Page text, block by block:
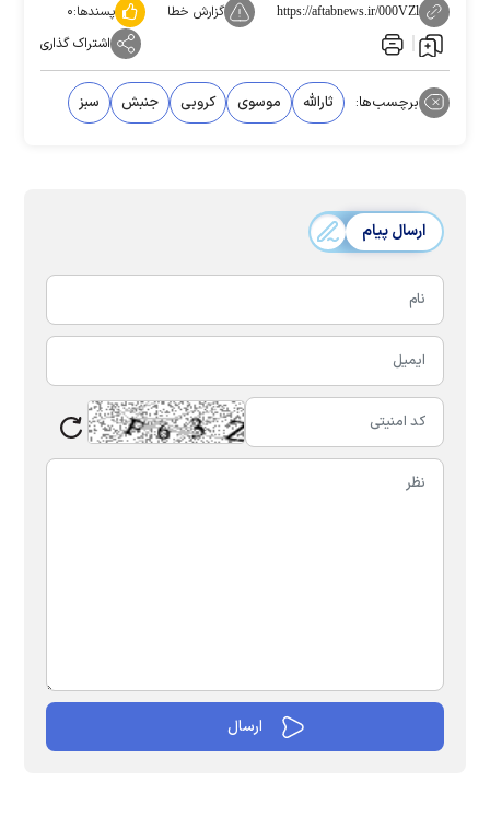
https://aftabnews.ir/000VZl گزارش خطا پسندها:۰
اشتراک گذاری
برچسب‌ها: ثارالله موسوی کروبی جنبش سبز
ارسال پیام